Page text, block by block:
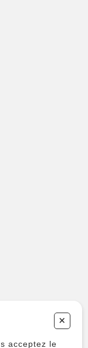
+
acceptez le